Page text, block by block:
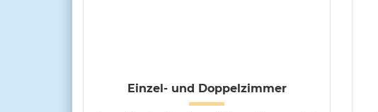
Einzel- und Doppelzimmer